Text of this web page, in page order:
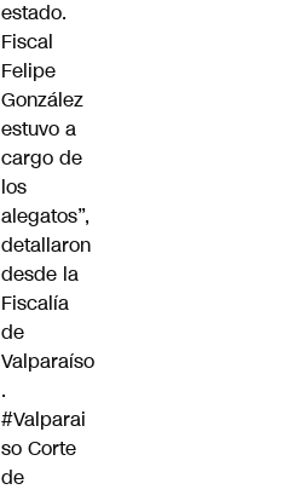
estado.
Fiscal
Felipe
González
estuvo a
cargo de
los
alegatos”,
detallaron
desde la
Fiscalía
de
Valparaíso
.
#Valparai
so Corte
de